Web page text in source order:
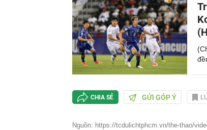
CHIA SẺ GỬI GÓP Ý
Nguồn: https://tcdulichtphcm.vn/the-thao/